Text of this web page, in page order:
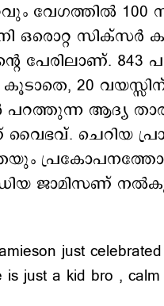
വേഗത്തിൽ
ഒരൊറ്റ സിക്‌സർ
പേരിലാണ്.
20
ആദ്യ
ചെറിയ
ജാമിസണ്
just
is just a kid bro ,